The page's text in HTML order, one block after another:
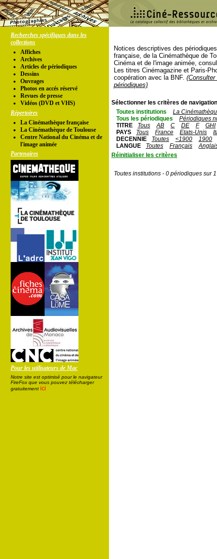
Recherches spécifiques dans les
collections
Affiches
Archives
Articles de périodiques
Dessins
Ouvrages
Photos en accés réservé
Revues de presse
Vidéos (DVD et VHS)
Répertoires
La Cinémathèque française
La Cinémathèque de Toulouse
Centre National du Cinéma et de
l'image animée
Partenaires
Pour les utilisateurs de Mac
Notre site est optimisé pour le navigateur
FireFox que vous pouvez télécharger
gratuitement ici
Notices descriptives des
française, de la Cinémathèque de
Cinéma et de l'image animée,
Les titres Cinémagazine et Paris-
coopération avec la BNF.
périodiques)
Sélectionner les critères de
Toutes institutions
La
Tous les périodiques
Périodiques
TITRE
Tous AB C DE F
GHI
PAYS
Tous France Etats-Unis
DECENNIE
Toutes <1900
1900
LANGUE
Toutes Français
Réinitialiser les critères
Toutes institutions - 0 périodiques sur